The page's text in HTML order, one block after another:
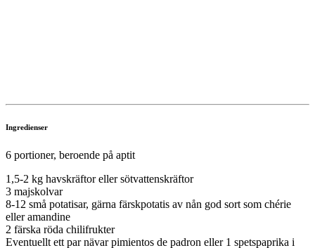
Ingredienser
6 portioner, beroende på aptit
1,5-2 kg havskräftor eller sötvattenskräftor
3 majskolvar
8-12 små potatisar, gärna färskpotatis av nån god sort som chérie
eller amandine
2 färska röda chilifrukter
Eventuellt ett par nävar pimientos de padron eller 1 spetspaprika i